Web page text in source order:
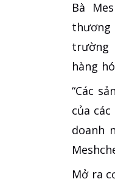
Bà
thương
trường
hàng
“Các
của
doanh
Mở ra